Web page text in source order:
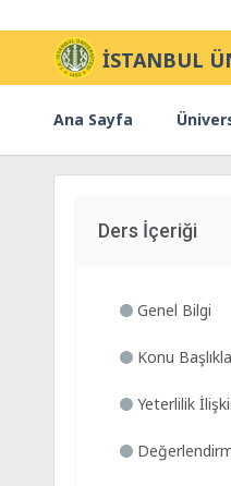
İSTANBUL
Ana Sayfa
Ders İçeriği
Genel Bilgi
Konu
Yeterlilik